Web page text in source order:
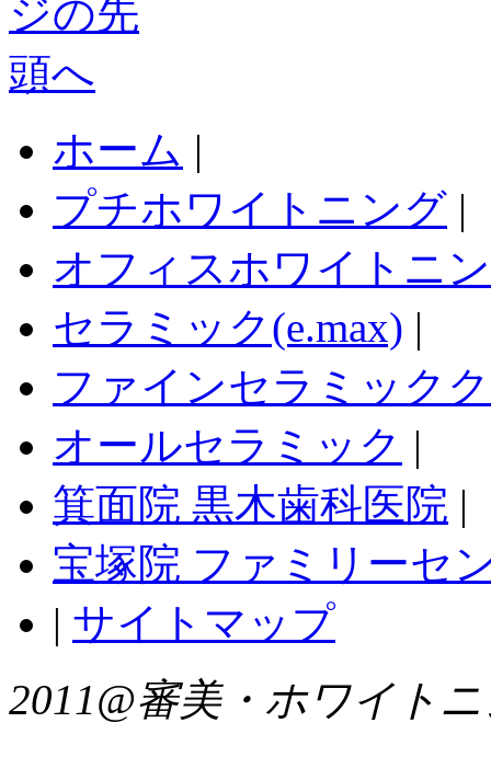
ホーム |
プチホワイトニング |
オフィスホワイトニ
セラミック(e.max) |
ファインセラミック
オールセラミック |
箕面院 黒木歯科医院 |
宝塚院 ファミリーセ
| サイトマップ
2011@審美・ホワイト